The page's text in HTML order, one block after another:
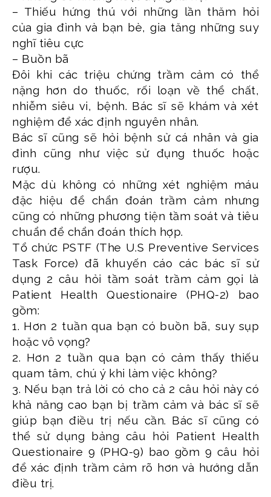
– Thiếu hứng thú với những lần thăm hỏi
của gia đình và bạn bè, gia tăng những suy
nghĩ tiêu cực
– Buồn bã
Đôi khi các triệu chứng trầm cảm có thể
nặng hơn do thuốc, rối loạn về thể chất,
nhiễm siêu vi, bệnh. Bác sĩ sẽ khám và xét
nghiệm để xác định nguyên nhân.
Bác sĩ cũng sẽ hỏi bệnh sử cá nhân và gia
đình cũng như việc sử đụng thuốc hoặc
rượu.
Mặc dù không có những xét nghiệm máu
đặc hiệu để chẩn đoán trầm cảm nhưng
cũng có những phương tiện tầm soát và tiêu
chuẩn để chẩn đoán thích hợp.
Tổ chức PSTF (The U.S Preventive Services
Task Force) đã khuyến cáo các bác sĩ sử
dụng 2 câu hỏi tầm soát trầm cảm gọi là
Patient Health Questionaire (PHQ-2) bao
gồm:
1. Hơn 2 tuần qua bạn có buồn bã, suy sụp
hoặc vô vọng?
2. Hơn 2 tuần qua bạn có cảm thấy thiếu
quam tâm, chú ý khi làm việc không?
3. Nếu bạn trả lời có cho cả 2 câu hỏi này có
khả năng cao bạn bị trầm cảm và bác sĩ sẽ
giúp bạn điều trị nếu cần. Bác sĩ cũng có
thể sử dụng bảng câu hỏi Patient Health
Questionaire 9 (PHQ-9) bao gồm 9 câu hỏi
để xác định trầm cảm rõ hơn và hướng dẫn
điều trị.